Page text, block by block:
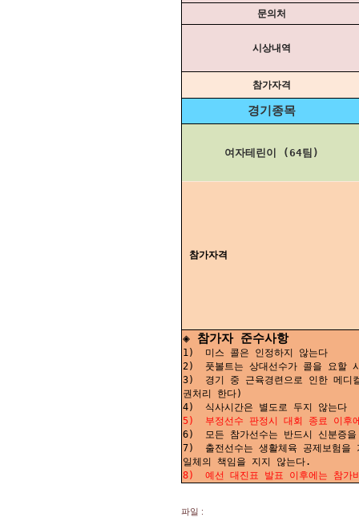
문의처
시상내역
참가자격
경기종목
여자테린이 (64팀)
참가자격
◈ 참가자 준수사항
1) 미스 콜은 인정하지 않는다
2) 풋볼트는 상대선수가 콜을 요할
3) 경기 중 근육경련으로 인한 메디
권처리 한다)
4) 식사시간은 별도로 두지 않는다
5) 부정선수 판정시 대회 종료 이후
6) 모든 참가선수는 반드시 신분증
7) 출전선수는 생활체육 공제보험을
일체의 책임을 지지 않는다.
8) 예선 대진표 발표 이후에는 참가
파일 :